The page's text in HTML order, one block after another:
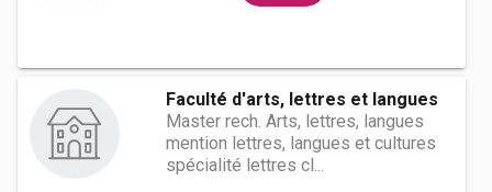
Faculté d'arts, lettres et langues
Master rech. Arts, lettres, langues
mention lettres, langues et cultures
spécialité lettres cl...